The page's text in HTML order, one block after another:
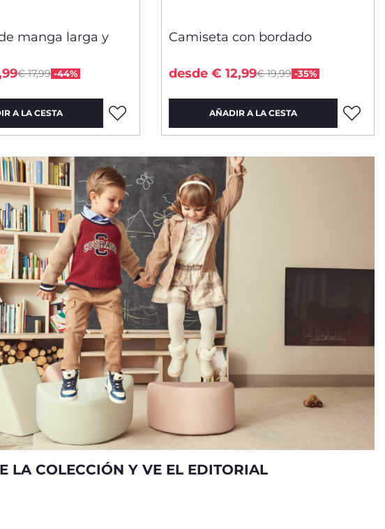
manga larga y
Price reduced from
€ 17,99 -44%
to
A LA CESTA
Camiseta con bordado
Price reduced from
€ 19,99 -35%
to
desde € 12,99
AÑADIR A LA CESTA
LA COLECCIÓN Y VE EL EDITORIAL